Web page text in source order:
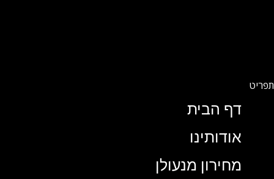
דף הבית
אודותינו
מחירון מנעולן